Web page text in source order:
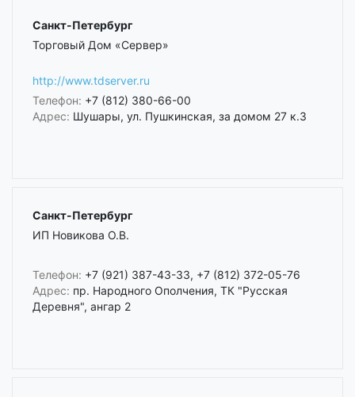
Санкт-Петербург
Торговый Дом «Сервер»
http://www.tdserver.ru
Телефон: +7 (812) 380-66-00
Адрес: Шушары, ул. Пушкинская, за домом 27 к.3
Санкт-Петербург
ИП Новикова О.В.
Телефон: +7 (921) 387-43-33, +7 (812) 372-05-76
Адрес: пр. Народного Ополчения, ТК "Русская
Деревня", ангар 2